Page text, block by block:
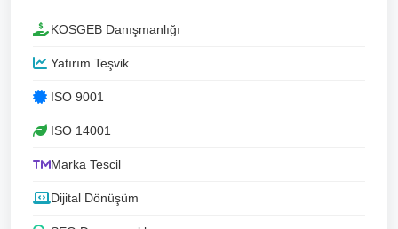
KOSGEB Danışmanlığı
Yatırım Teşvik
ISO 9001
ISO 14001
Marka Tescil
Dijital Dönüşüm